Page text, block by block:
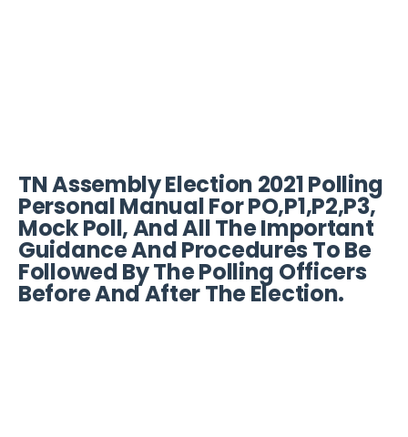
TN Assembly Election 2021 Polling
Personal Manual For PO,P1,P2,P3,
Mock Poll, And All The Important
Guidance And Procedures To Be
Followed By The Polling Officers
Before And After The Election.